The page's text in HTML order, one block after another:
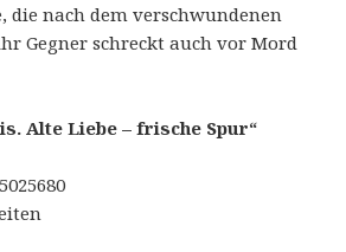
die nach dem verschwundenen
Gegner schreckt auch vor Mord
Alte Liebe – frische Spur“